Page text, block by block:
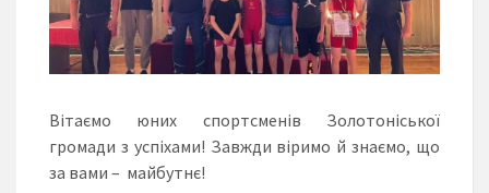
Вітаємо юних спортсменів Золотоніської
громади з успіхами! Завжди віримо й знаємо, що
за вами – майбутнє!